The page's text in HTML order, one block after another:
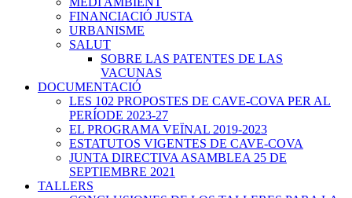
FINANCIACIÓ JUSTA
URBANISME
SALUT
SOBRE LAS PATENTES DE LAS
VACUNAS
DOCUMENTACIÓ
LES 102 PROPOSTES DE CAVE-COVA PER AL
PERÍODE 2023-27
EL PROGRAMA VEÏNAL 2019-2023
ESTATUTOS VIGENTES DE CAVE-COVA
JUNTA DIRECTIVA ASAMBLEA 25 DE
SEPTIEMBRE 2021
TALLERS